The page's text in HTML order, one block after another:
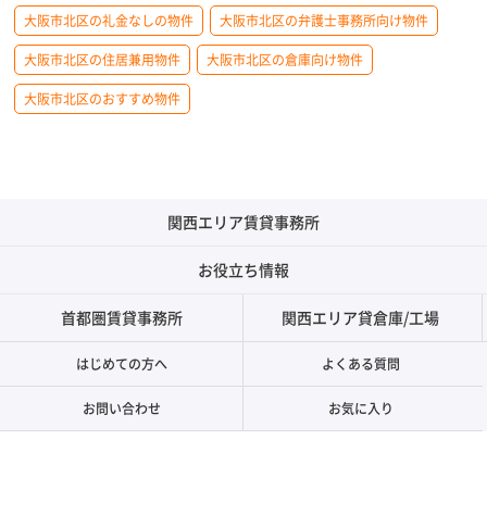
大阪市北区の礼金なしの物件 大阪市北区の弁護士事務所向け物件
大阪市北区の住居兼用物件 大阪市北区の倉庫向け物件
大阪市北区のおすすめ物件
関西エリア賃貸事務所
お役立ち情報
首都圏賃貸事務所 関西エリア貸倉庫/工場
はじめての方へ よくある質問
お問い合わせ お気に入り